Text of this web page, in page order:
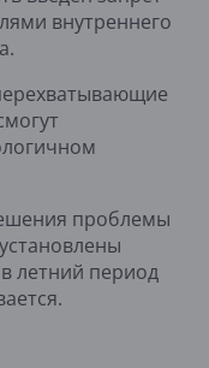
внутреннего
проблемы
летний период